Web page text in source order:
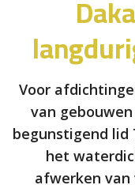
Voor
van
begunstigend
het
afwerken